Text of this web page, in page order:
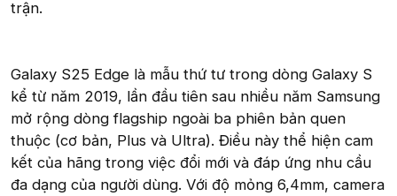
trận.
Galaxy S25 Edge là mẫu thứ tư trong dòng Galaxy S
kể từ năm 2019, lần đầu tiên sau nhiều năm Samsung
mở rộng dòng flagship ngoài ba phiên bản quen
thuộc (cơ bản, Plus và Ultra). Điều này thể hiện cam
kết của hãng trong việc đổi mới và đáp ứng nhu cầu
đa dạng của người dùng. Với độ mỏng 6,4mm, camera